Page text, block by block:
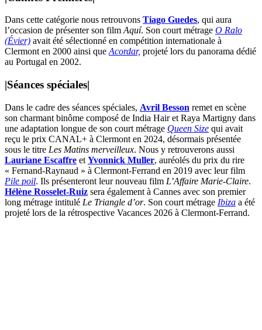
Dans cette catégorie nous retrouvons Tiago Guedes, qui aura
l’occasion de présenter son film Aquí. Son court métrage O Ralo
(Évier) avait été sélectionné en compétition internationale à
Clermont en 2000 ainsi que Acordar, projeté lors du panorama dédié
au Portugal en 2002.
|Séances spéciales|
Dans le cadre des séances spéciales, Avril Besson remet en scène
son charmant binôme composé de India Hair et Raya Martigny dans
une adaptation longue de son court métrage Queen Size qui avait
reçu le prix CANAL+ à Clermont en 2024, désormais présentée
sous le titre Les Matins merveilleux. Nous y retrouverons aussi
Lauriane Escaffre et Yvonnick Muller, auréolés du prix du rire
« Fernand-Raynaud » à Clermont-Ferrand en 2019 avec leur film
Pile poil. Ils présenteront leur nouveau film L’Affaire Marie-Claire.
Hélène Rosselet-Ruiz sera également à Cannes avec son premier
long métrage intitulé Le Triangle d’or. Son court métrage Ibiza a été
projeté lors de la rétrospective Vacances 2026 à Clermont-Ferrand.